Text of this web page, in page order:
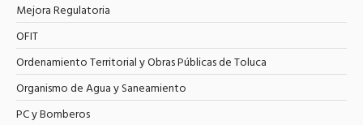
Mejora Regulatoria
OFIT
Ordenamiento Territorial y Obras Públicas de Toluca
Organismo de Agua y Saneamiento
PC y Bomberos